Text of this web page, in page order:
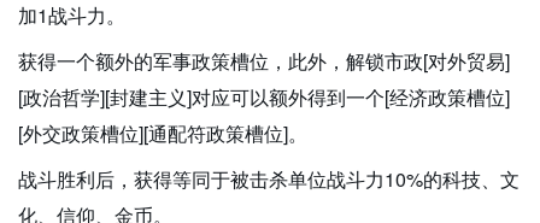
加1战斗力。
获得一个额外的军事政策槽位，此外，解锁市政[对外贸易]
[政治哲学][封建主义]对应可以额外得到一个[经济政策槽位]
[外交政策槽位][通配符政策槽位]。
战斗胜利后，获得等同于被击杀单位战斗力10%的科技、文
化、信仰、金币。